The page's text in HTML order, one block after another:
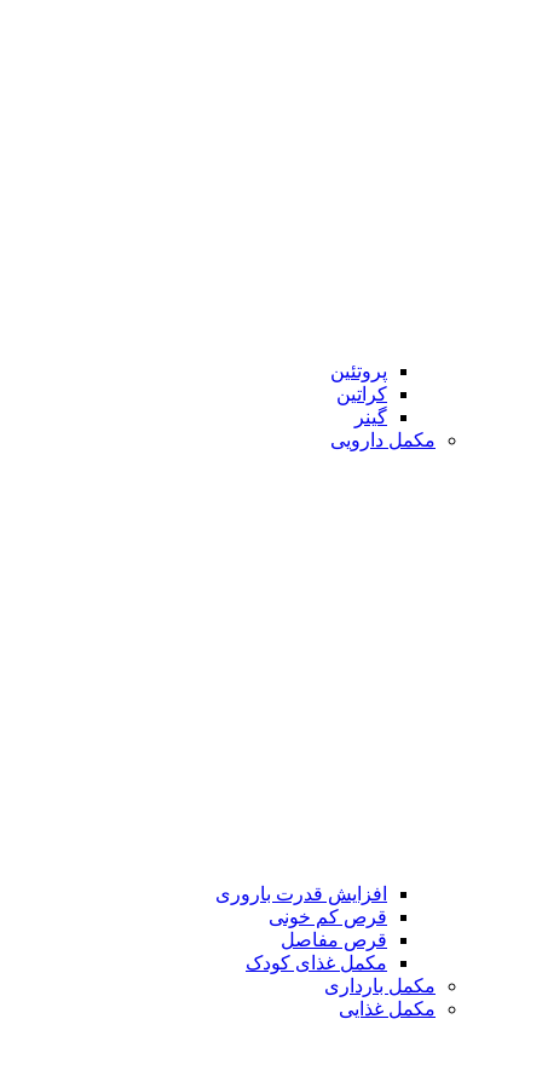
پروتئین
کراتین
گینر
مکمل دارویی
افزایش قدرت باروری
قرص کم خونی
قرص مفاصل
مکمل غذای کودک
مکمل بارداری
مکمل غذایی